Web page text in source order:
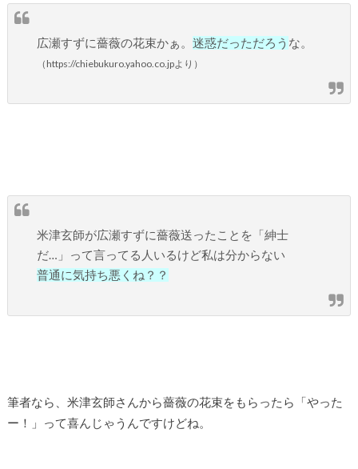
広瀬すずに薔薇の花束かぁ。迷惑だっただろう な。
（https://chiebukuro.yahoo.co.jpより）
米津玄師が広瀬すずに薔薇送ったことを「紳士
だ…」って言ってる人いるけど私は分からない
普通に気持ち悪くね？？
筆者なら、米津玄師さんから薔薇の花束をもらったら「やった
ー！」って喜んじゃうんですけどね。